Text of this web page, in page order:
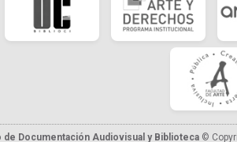
de Documentación Audiovisual y Biblioteca ©